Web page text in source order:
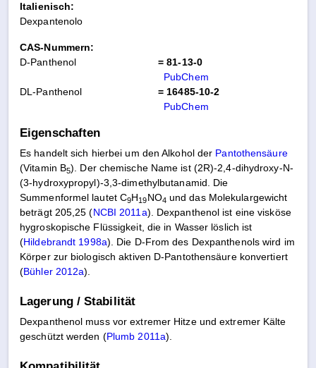
Italienisch:
Dexpantenolo
CAS-Nummern:
D-Panthenol
= 81-13-0
PubChem
DL-Panthenol
= 16485-10-2
PubChem
Eigenschaften
Es handelt sich hierbei um den Alkohol der Pantothensäure
(Vitamin B5). Der chemische Name ist (2R)-2,4-dihydroxy-N-
(3-hydroxypropyl)-3,3-dimethylbutanamid. Die
Summenformel lautet C9H19NO4 und das Molekulargewicht
beträgt 205,25 (NCBI 2011a). Dexpanthenol ist eine visköse
hygroskopische Flüssigkeit, die in Wasser löslich ist
(Hildebrandt 1998a). Die D-From des Dexpanthenols wird im
Körper zur biologisch aktiven D-Pantothensäure konvertiert
(Bühler 2012a).
Lagerung / Stabilität
Dexpanthenol muss vor extremer Hitze und extremer Kälte
geschützt werden (Plumb 2011a).